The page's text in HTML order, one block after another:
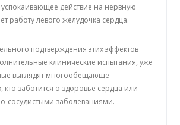
успокаивающее действие на нервную
работу левого желудочка сердца.
подтверждения этих эффектов
клинические испытания, уже
выглядят многообещающе —
кто заботится о здоровье сердца или
сосудистыми заболеваниями.